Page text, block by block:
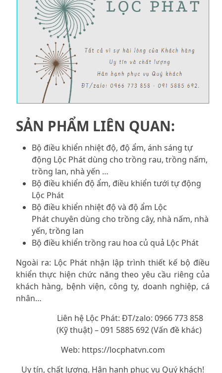
SẢN PHẨM LIÊN QUAN:
Bộ điều khiển nhiệt độ, độ ẩm, ánh sáng tự
động Lộc Phát dùng cho trồng rau, trồng nấm,
trồng lan, nhà yến …
Bộ điều khiển độ ẩm, điều khiển tưới tự động
Lộc Phát
Bộ điều khiển nhiệt độ và độ ẩm Lộc
Phát chuyên dùng cho trồng cây, nhà nấm, nhà
yến, trồng lan
Bộ điều khiển trồng rau hoa củ quả Lộc Phát
Ngoài ra: Lộc Phát nhận lập trình thiết kế bộ điều
khiển thực hiện chức năng theo yêu cầu riêng của
khách hàng, bệnh viện, công ty, doanh nghiệp, cá
nhân…
Liên hệ Lộc Phát: ĐT/zalo: 0966 773 858
(Kỹ thuật) – 091 5885 692 (Vấn đề khác)
Web: https://locphatvn.com
Uy tín, chất lượng. Hân hạnh phục vụ Quý khách!